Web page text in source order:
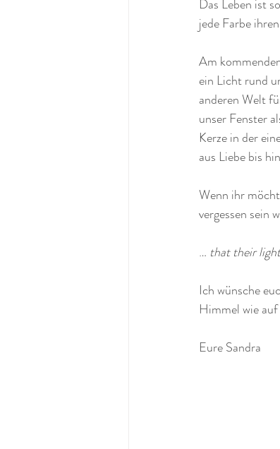
Das Leben ist
jede Farbe
Am
ein Licht rund
anderen Welt
unser Fenster
Kerze in der
aus Liebe bis
Wenn ihr
vergessen sein
… that their
Ich wünsche
Himmel wie
Eure Sandra